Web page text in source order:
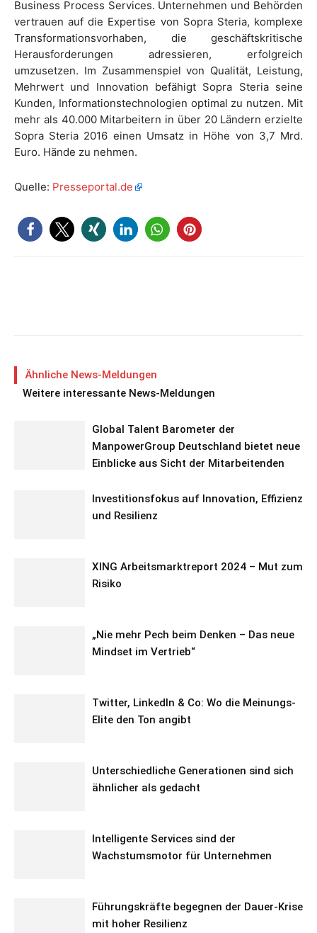
Business Process Services. Unternehmen und Behörden
vertrauen auf die Expertise von Sopra Steria, komplexe
Transformationsvorhaben, die geschäftskritische
Herausforderungen adressieren, erfolgreich
umzusetzen. Im Zusammenspiel von Qualität, Leistung,
Mehrwert und Innovation befähigt Sopra Steria seine
Kunden, Informationstechnologien optimal zu nutzen. Mit
mehr als 40.000 Mitarbeitern in über 20 Ländern erzielte
Sopra Steria 2016 einen Umsatz in Höhe von 3,7 Mrd.
Euro. Hände zu nehmen.
Quelle: Presseportal.de
Ähnliche News-Meldungen
Weitere interessante News-Meldungen
Global Talent Barometer der
ManpowerGroup Deutschland bietet neue
Einblicke aus Sicht der Mitarbeitenden
Investitionsfokus auf Innovation, Effizienz
und Resilienz
XING Arbeitsmarktreport 2024 – Mut zum
Risiko
„Nie mehr Pech beim Denken – Das neue
Mindset im Vertrieb“
Twitter, LinkedIn & Co: Wo die Meinungs-
Elite den Ton angibt
Unterschiedliche Generationen sind sich
ähnlicher als gedacht
Intelligente Services sind der
Wachstumsmotor für Unternehmen
Führungskräfte begegnen der Dauer-Krise
mit hoher Resilienz